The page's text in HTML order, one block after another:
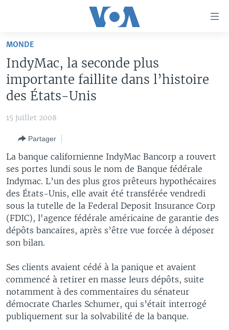
Retour
navigation
principale
Retour
recherche
AFRIQUE
ÉTATS-UNIS
LE MONDE AUJOURD'HUI
FOCUS SAHEL
REPORTAGES
VOUS + NOUS
CARNET DE SANTÉ
RADIO
LE MONDE AU FÉMININ
L'AMÉRIQUE ET VOUS
DIALOGUE DES RELIGIONS
RM SHOW
LINGALA
SANGO
Apprenez L'anglais
SUIVEZ-NOUS
Langues
MONDE
IndyMac, la seconde plus
importante faillite dans l’histoire
des États-Unis
15 juillet 2008
Partager
La banque californienne IndyMac Bancorp a rouvert
ses portes lundi sous le nom de Banque fédérale
Indymac. L’un des plus gros prêteurs hypothécaires
des États-Unis, elle avait été transférée vendredi
sous la tutelle de la Federal Deposit Insurance Corp
(FDIC), l'agence fédérale américaine de garantie des
dépôts bancaires, après s’être vue forcée à déposer
son bilan.
Ses clients avaient cédé à la panique et avaient
commencé à retirer en masse leurs dépôts, suite
notamment à des commentaires du sénateur
démocrate Charles Schumer, qui s’était interrogé
publiquement sur la solvabilité de la banque.